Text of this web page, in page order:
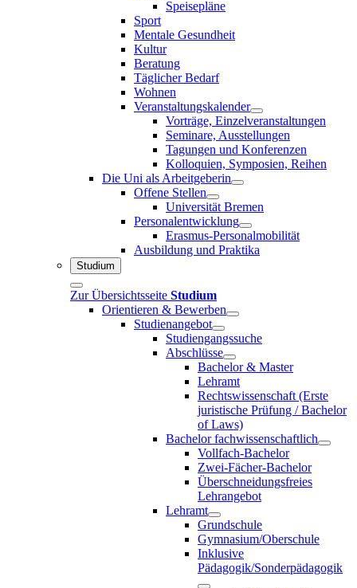
Speisepläne
Sport
Mentale Gesundheit
Kultur
Beratung
Täglicher Bedarf
Wohnen
Veranstaltungskalender
Vorträge, Einzelveranstaltungen
Seminare, Ausstellungen
Tagungen und Konferenzen
Kolloquien, Symposien, Reihen
Die Uni als Arbeitgeberin
Offene Stellen
Universität Bremen
Personalentwicklung
Erasmus-Personalmobilität
Ausbildung und Praktika
Studium
Zur Übersichtsseite Studium
Orientieren & Bewerben
Studienangebot
Studiengangssuche
Abschlüsse
Bachelor & Master
Lehramt
Rechtswissenschaft (Erste
juristische Prüfung / Bachelor
of Laws)
Bachelor fachwissenschaftlich
Vollfach-Bachelor
Zwei-Fächer-Bachelor
Überschneidungsfreies
Lehrangebot
Lehramt
Grundschule
Gymnasium/Oberschule
Inklusive
Pädagogik/Sonderpädagogik